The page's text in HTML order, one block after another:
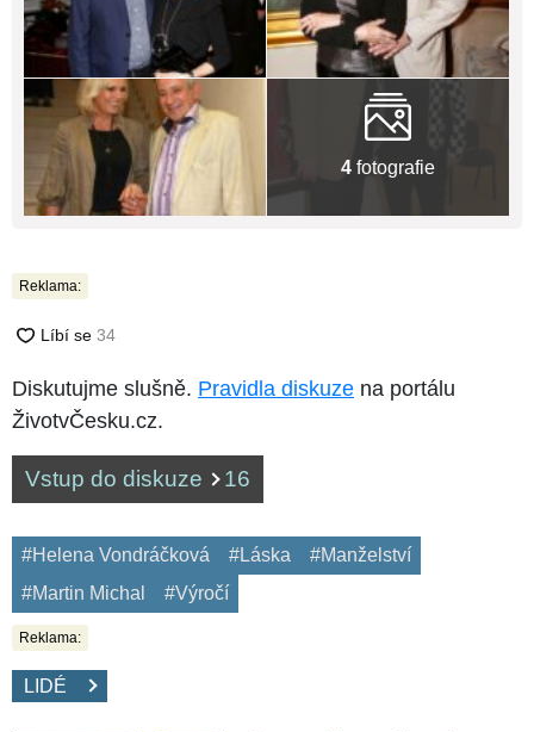
4 fotografie
Reklama:
Diskutujme slušně. Pravidla diskuze na portálu
ŽivotvČesku.cz.
Vstup do diskuze 16
#Helena Vondráčková #Láska
#Manželství
#Martin Michal
#Výročí
Reklama:
LIDÉ